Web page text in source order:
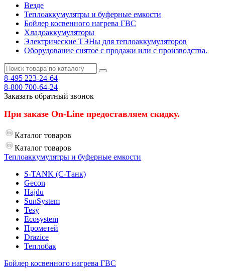
Везде
Теплоаккумулятры и буферные емкости
Бойлер косвенного нагрева ГВС
Хладоаккумуляторы
Электрические ТЭНы для теплоаккумуляторов
Оборудование снятое с продажи или с производства.
8-495 223-24-64
8-800 700-64-24
Заказать обратный звонок
При заказе On-Line предоставляем скидку.
Каталог товаров
Каталог товаров
Теплоаккумулятры и буферные емкости
S-TANK (С-Танк)
Gecon
Hajdu
SunSystem
Tesy
Ecosystem
Прометей
Drazice
Теплобак
Бойлер косвенного нагрева ГВС